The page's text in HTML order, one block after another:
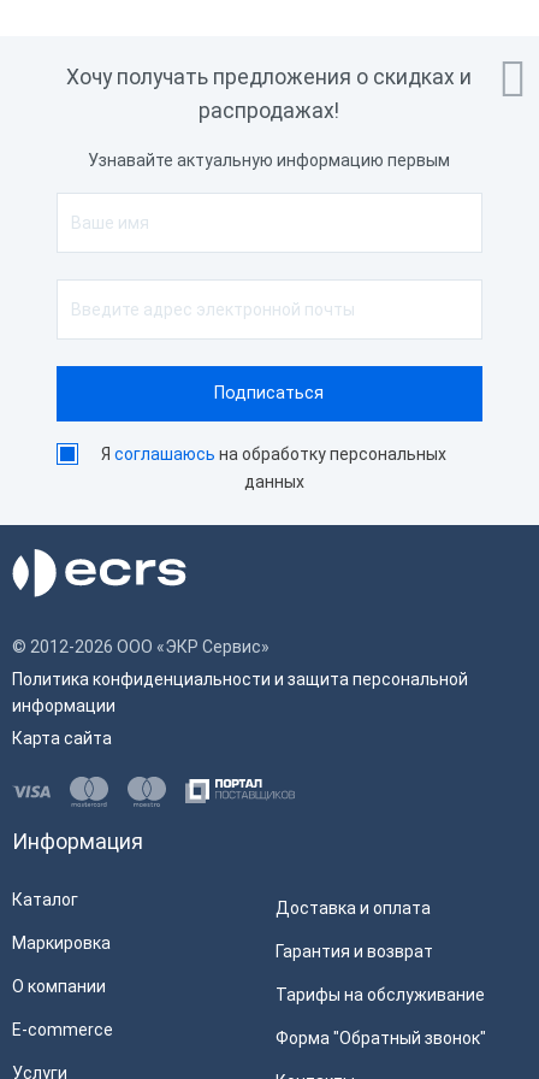

Хочу получать предложения о скидках и
распродажах!
Узнавайте актуальную информацию первым
Ясоглашаюсь на обработку персональных
данных
© 2012-2026 ООО «ЭКР Сервис»
Политика конфиденциальности и защита персональной
информации
Карта сайта
Информация
Каталог
Маркировка
О компании
E-commerce
Услуги
Доставка и оплата
Гарантия и возврат
Тарифы на обслуживание
Форма "Обратный звонок"